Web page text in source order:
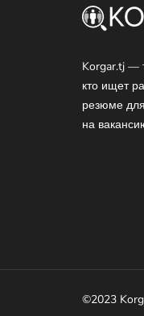
Korgar.tj —
кто ищет
резюме
на
©2023